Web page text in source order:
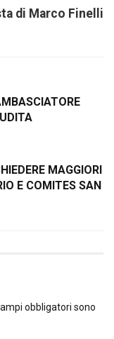
di Marco Finelli
MAGGIORI
E COMITES SAN
obbligatori sono